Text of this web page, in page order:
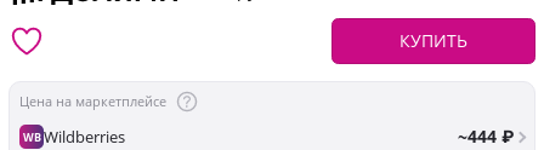
КУПИТЬ
Цена на маркетплейсе
WBWildberries ~444 ₽